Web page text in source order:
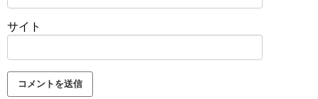
サイト